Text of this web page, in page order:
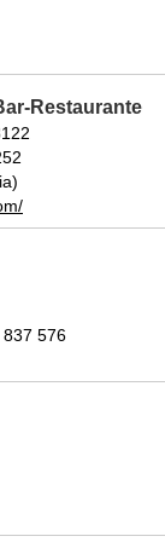
Restaurante
837 576